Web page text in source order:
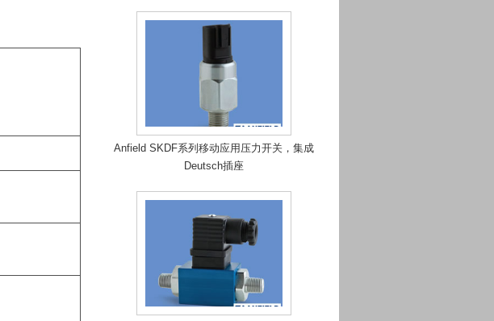
Anfield SKDF系列移动应用压力开关，集成
Deutsch插座